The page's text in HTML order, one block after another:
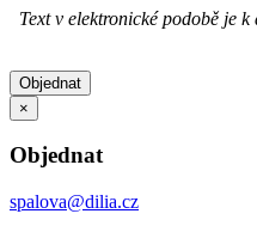
Text v elektronické podobě je
Objednat
×
Objednat
spalova@dilia.cz